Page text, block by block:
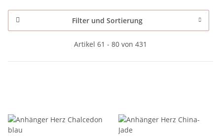
Filter und Sortierung
Artikel 61 - 80 von 431